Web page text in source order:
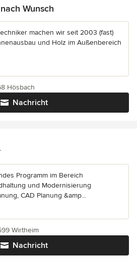
Wunsch
machen wir seit 2003 (fast)
und Holz im Außenbereich
Nachricht
Hösbach
Programm im Bereich
und Modernisierung
CAD Planung &amp...
Nachricht
Wirtheim